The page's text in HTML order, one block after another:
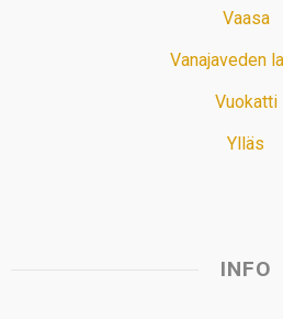
Vaasa
Vanajaveden
Vuokatti
Ylläs
INFO